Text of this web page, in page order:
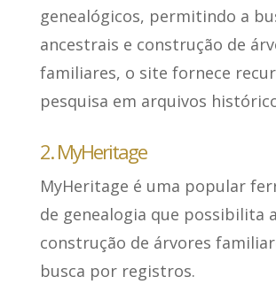
genealógicos, permitindo a
ancestrais e construção de
familiares, o site fornece
pesquisa em arquivos
2. MyHeritage
MyHeritage é uma popular
de genealogia que possibilita a
construção de árvores
busca por registros.